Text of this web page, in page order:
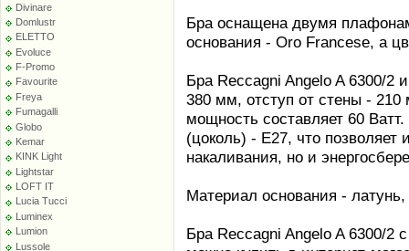
Divinare
Domlustr
ELETTO
Evoluce
F-Promo
Favourite
Freya
Fumagalli
Globo
Kemar
KINK Light
Lightstar
LOFT IT
Lucia Tucci
Luminex
Lumion
Lussole
Бра оснащена двумя
основания - Oro Francese, а
Бра Reccagni Angelo A 6300/
380 мм, отступ от стены -
мощность составляет 60
(цоколь) - E27, что позволяет
накаливания, но и
Материал основания -
Бра Reccagni Angelo A 6300/2